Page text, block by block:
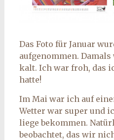
Das Foto für Januar
aufgenommen.
kalt. Ich war froh, das
hatte!
Im Mai war ich auf
Wetter war super und
liege bekommen.
beobachtet, das wir